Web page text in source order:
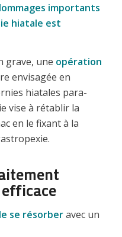
importants
hiatale est
grave, une opération
envisagée en
hiatales para-
vise à rétablir la
en le fixant à la
se résorberavec un